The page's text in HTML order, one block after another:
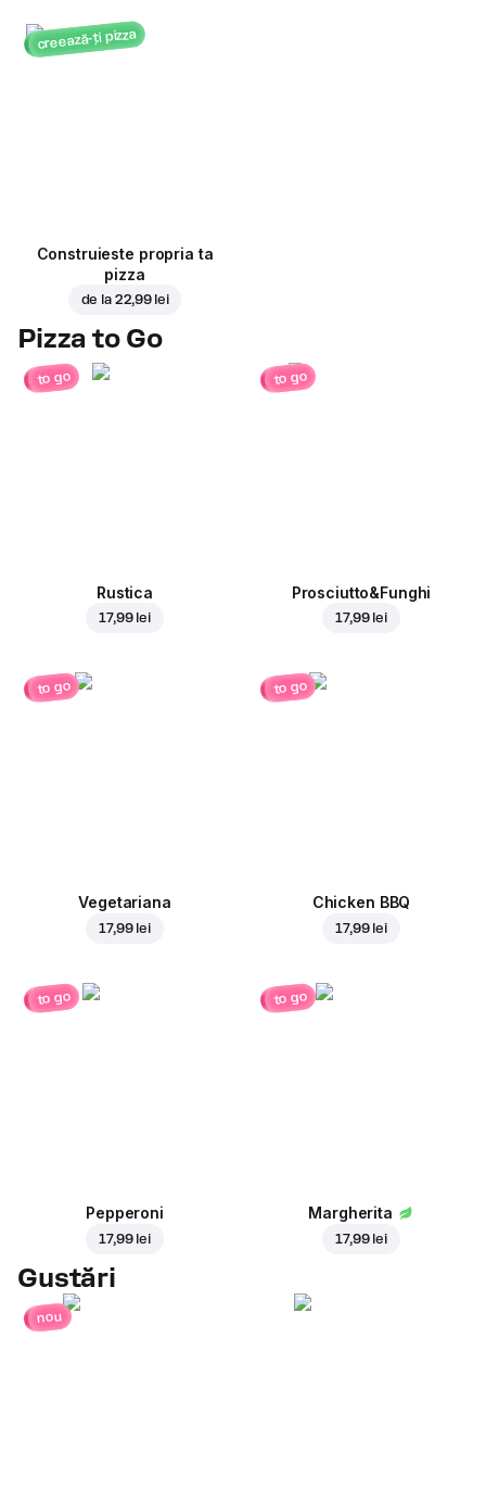
creează-ți pizza
Construieste propria ta
pizza
de la 22,99 lei
Pizza to Go
to go
Rustica
17,99 lei
to go
Prosciutto&Funghi
17,99 lei
to go
Vegetariana
17,99 lei
to go
Chicken BBQ
17,99 lei
to go
Pepperoni
17,99 lei
to go
Margherita
17,99 lei
Gustări
nou